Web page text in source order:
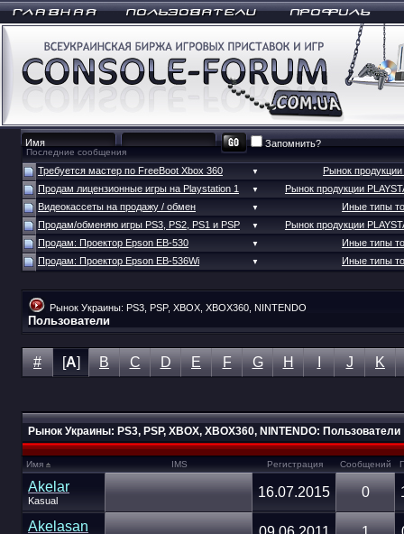
Запомнить?
Последние сообщения
Требуется мастер по FreeBoot Xbox 360 ▼
Рынок продукции
Продам лицензионные игры на Playstation 1
▼
Рынок продукции
Видеокассеты на продажу / обмен
▼
Иные типы
Продам/обменяю игры PS3, PS2, PS1 и PSP
▼
Рынок продукции
Продам: Проектор Epson EB-530
▼
Иные типы
Продам: Проектор Epson EB-536Wi
▼ Иные типы
Рынок Украины: PS3, PSP, XBOX, XBOX360, NINTENDO
Пользователи
# [A] B C D E F G H I J K
Рынок Украины: PS3, PSP, XBOX, XBOX360, NINTENDO: Пользователи
Имя IMS Регистрация Сообщений
Akelar
Kasual
16.07.2015 0
Akelasan